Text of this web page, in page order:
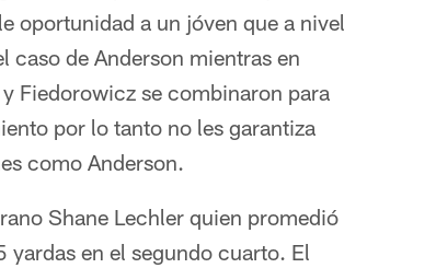
oportunidad a un jóven que a nivel
de Anderson mientras en
Fiedorowicz se combinaron para
por lo tanto no les garantiza
como Anderson.
Shane Lechler quien promedió
en el segundo cuarto. El